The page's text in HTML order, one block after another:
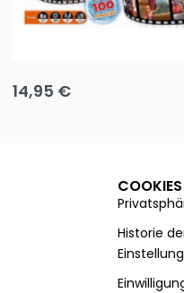
14,95 €
COOKIES
Historie